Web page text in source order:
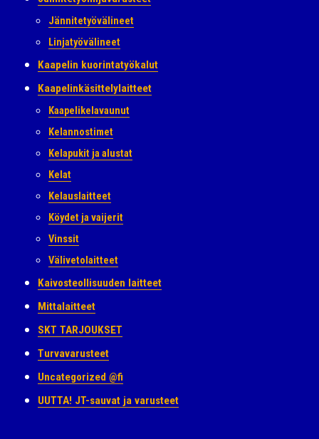
Jännitetyövälineet
Linjatyövälineet
Kaapelin kuorintatyökalut
Kaapelinkäsittelylaitteet
Kaapelikelavaunut
Kelannostimet
Kelapukit ja alustat
Kelat
Kelauslaitteet
Köydet ja vaijerit
Vinssit
Välivetolaitteet
Kaivosteollisuuden laitteet
Mittalaitteet
SKT TARJOUKSET
Turvavarusteet
Uncategorized @fi
UUTTA! JT-sauvat ja varusteet